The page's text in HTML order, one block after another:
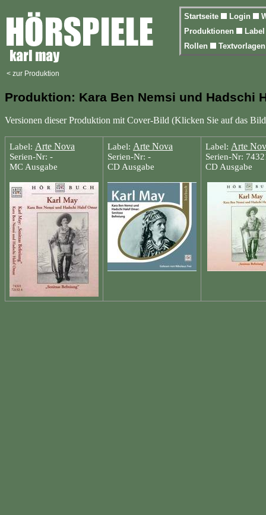
Startseite Login
Produktionen
Rollen
< zur Produktion
Produktion: Kara Ben Nemsi und Hadschi
Versionen dieser Produktion mit Cover-Bild (Klicken Sie auf das
Label: Arte Nova
Serien-Nr: -
MC Ausgabe
Label: Arte Nova
Serien-Nr: -
CD Ausgabe
Label: Arte
Serien-Nr:
CD Ausgabe